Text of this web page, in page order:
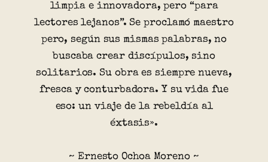
limpia e innovadora, pero “para
lectores lejanos”. Se proclamó maestro
pero, según sus mismas palabras, no
buscaba crear discípulos, sino
solitarios. Su obra es siempre nueva,
fresca y conturbadora. Y su vida fue
eso: un viaje de la rebeldía al
éxtasis».
~ Ernesto Ochoa Moreno ~